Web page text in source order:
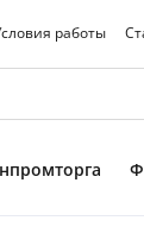
работы